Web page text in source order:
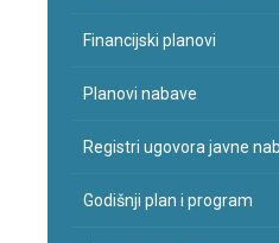
Financijski planovi
Planovi nabave
Registri ugovora javne
Godišnji plan i program